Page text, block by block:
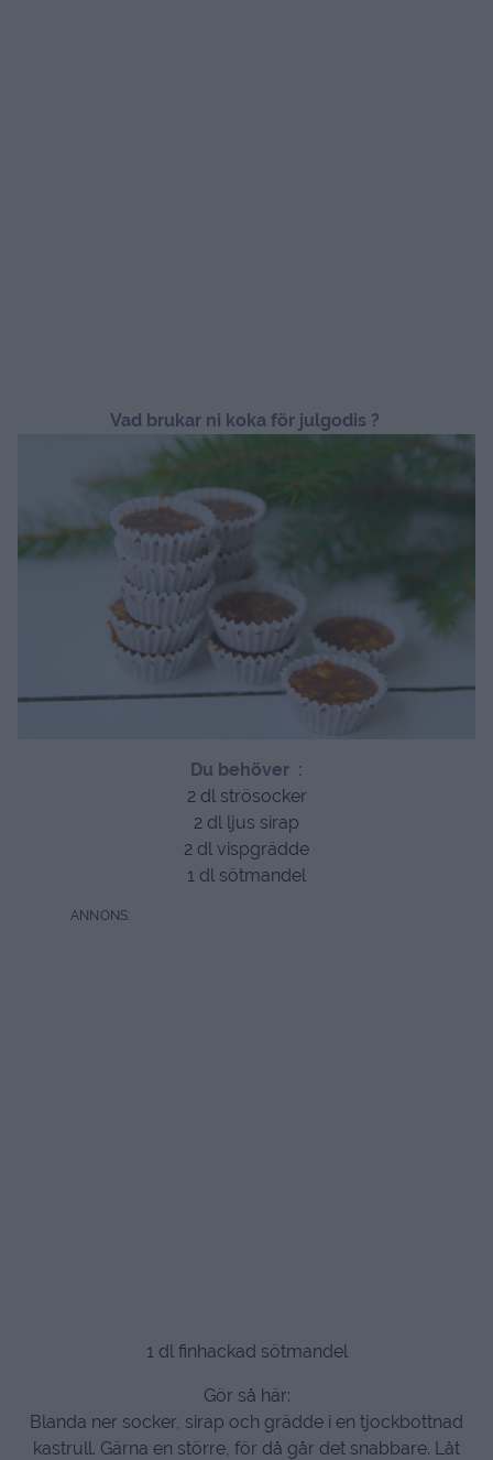
Vad brukar ni koka för julgodis ?
Du behöver :
2 dl strösocker
2 dl ljus sirap
2 dl vispgrädde
1 dl sötmandel
1 dl finhackad sötmandel
Gör så här:
Blanda ner socker, sirap och grädde i en tjockbottnad
kastrull. Gärna en större, för då går det snabbare. Låt